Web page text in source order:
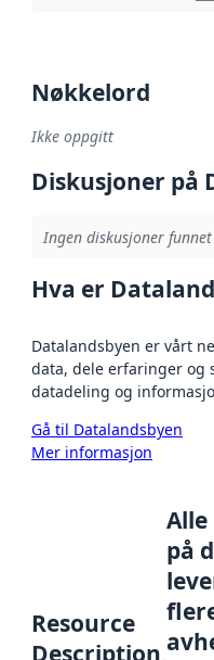
Nøkkelord
Ikke oppgitt
Diskusjoner på
Ingen diskusjoner funnet
Hva er
Datalandsbyen er vårt
data, dele erfaringer og
datadeling og
Gå til Datalandsbyen
Mer informasjon
Resource
Description
Alle
på